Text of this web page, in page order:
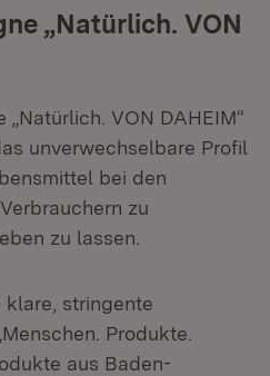
„Natürlich. VON
VON DAHEIM“
unverwechselbare Profil
bei den
zu
zu lassen.
stringente
Produkte.
aus Baden-